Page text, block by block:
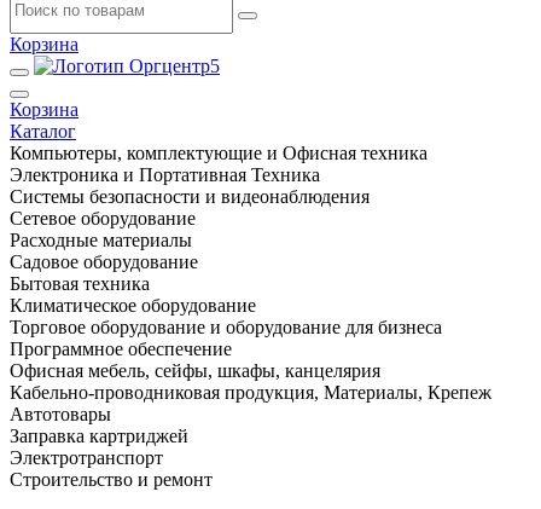
Корзина
Корзина
Каталог
Компьютеры, комплектующие и Офисная техника
Электроника и Портативная Техника
Системы безопасности и видеонаблюдения
Сетевое оборудование
Расходные материалы
Садовое оборудование
Бытовая техника
Климатическое оборудование
Торговое оборудование и оборудование для бизнеса
Программное обеспечение
Офисная мебель, сейфы, шкафы, канцелярия
Кабельно-проводниковая продукция, Материалы, Крепеж
Автотовары
Заправка картриджей
Электротранспорт
Строительство и ремонт